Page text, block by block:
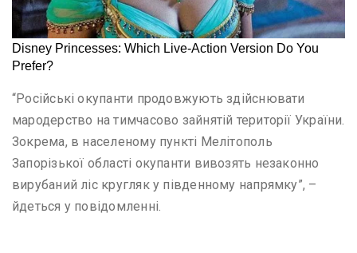
“Російські окупанти продовжують здійснювати
мародерство на тимчасово зайнятій території України.
Зокрема, в населеному пункті Мелітополь
Запорізької області окупанти вивозять незаконно
вирубаний ліс кругляк у південному напрямку”, –
йдеться у повідомленні.